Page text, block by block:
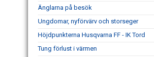
Änglarna på besök
Ungdomar, nyförvärv och storseger
Höjdpunkterna Husqvarna FF - IK Tord
Tung förlust i värmen